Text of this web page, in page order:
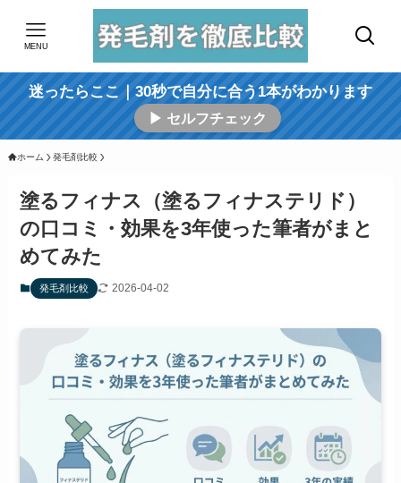
MENU
迷ったらここ｜30秒で自分に合う1本がわかります
▶ セルフチェック
ホーム 発毛剤比較
塗るフィナス（塗るフィナステリド）
の口コミ・効果を3年使った筆者がまと
めてみた
発毛剤比較 2026-04-02